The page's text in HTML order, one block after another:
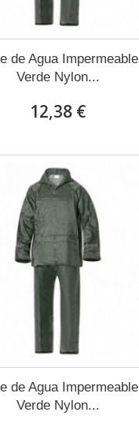
de Agua Impermeable
Verde Nylon...
12,38 €
de Agua Impermeable
Verde Nylon...